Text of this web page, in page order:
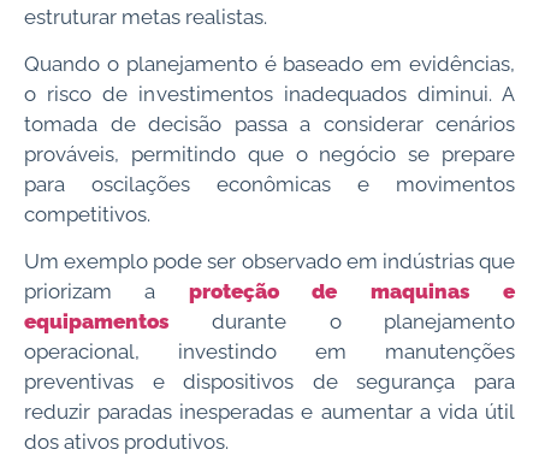
estruturar metas realistas.
Quando o planejamento é baseado em evidências,
o risco de investimentos inadequados diminui. A
tomada de decisão passa a considerar cenários
prováveis, permitindo que o negócio se prepare
para oscilações econômicas e movimentos
competitivos.
Um exemplo pode ser observado em indústrias que
priorizam a proteção de maquinas e
equipamentos durante o planejamento
operacional, investindo em manutenções
preventivas e dispositivos de segurança para
reduzir paradas inesperadas e aumentar a vida útil
dos ativos produtivos.